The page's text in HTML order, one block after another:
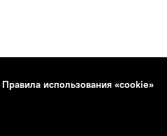
Правила использования «cookie»